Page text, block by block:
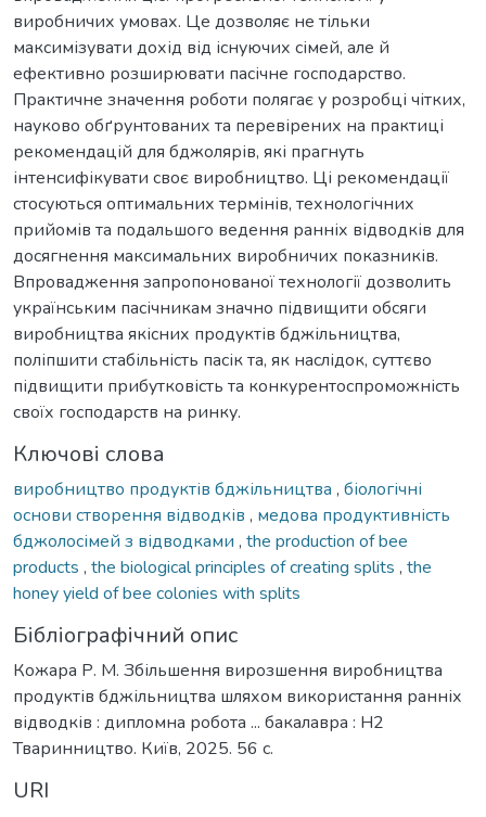
виробничих умовах. Це дозволяє не тільки
максимізувати дохід від існуючих сімей, але й
ефективно розширювати пасічне господарство.
Практичне значення роботи полягає у розробці чітких,
науково обґрунтованих та перевірених на практиці
рекомендацій для бджолярів, які прагнуть
інтенсифікувати своє виробництво. Ці рекомендації
стосуються оптимальних термінів, технологічних
прийомів та подальшого ведення ранніх відводків для
досягнення максимальних виробничих показників.
Впровадження запропонованої технології дозволить
українським пасічникам значно підвищити обсяги
виробництва якісних продуктів бджільництва,
поліпшити стабільність пасік та, як наслідок, суттєво
підвищити прибутковість та конкурентоспроможність
своїх господарств на ринку.
Ключові слова
виробництво продуктів бджільництва , біологічні
основи створення відводків , медова продуктивність
бджолосімей з відводками , the production of bee
products , the biological principles of creating splits , the
honey yield of bee colonies with splits
Бібліографічний опис
Кожара Р. М. Збільшення вирозшення виробництва
продуктів бджільництва шляхом використання ранніх
відводків : дипломна робота ... бакалавра : Н2
Тваринництво. Київ, 2025. 56 с.
URI